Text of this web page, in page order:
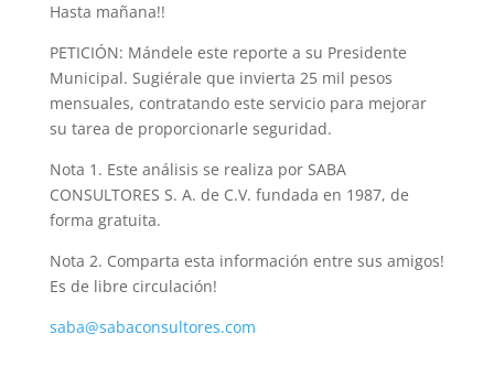
Hasta mañana!!
PETICIÓN: Mándele este reporte a su Presidente
Municipal. Sugiérale que invierta 25 mil pesos
mensuales, contratando este servicio para mejorar
su tarea de proporcionarle seguridad.
Nota 1. Este análisis se realiza por SABA
CONSULTORES S. A. de C.V. fundada en 1987, de
forma gratuita.
Nota 2. Comparta esta información entre sus amigos!
Es de libre circulación!
saba@sabaconsultores.com